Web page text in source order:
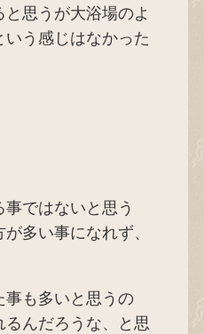
思うが大浴場のよ
いう感じはなかった
ではないと思う
多い事になれず、
事も多いと思うの
んだろうな、と思